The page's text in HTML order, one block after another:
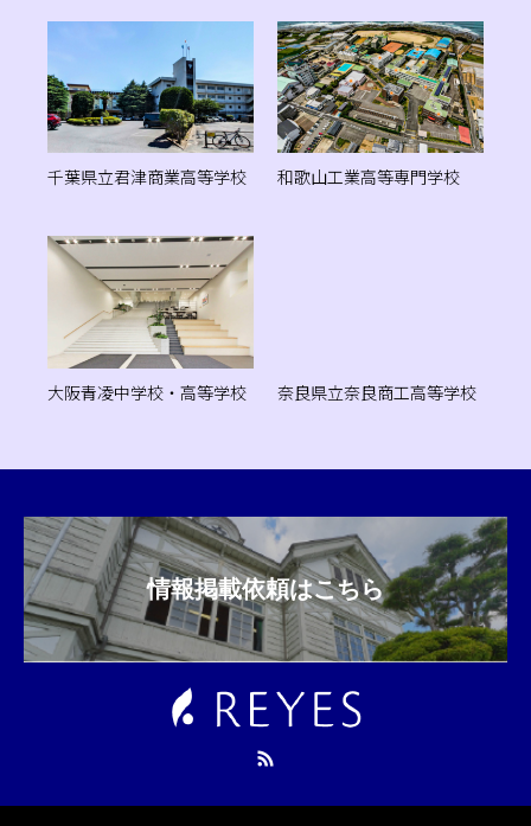
千葉県立君津商業高等学校 和歌山工業高等専門学校
大阪青凌中学校・高等学校 奈良県立奈良商工高等学校
情報掲載依頼はこちら